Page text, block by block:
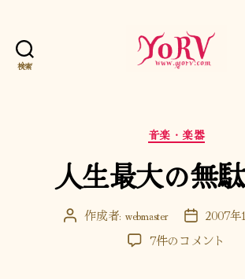
検索
カ
テ
ゴ
リ
音楽・楽器
人生最大の無
投 作成者: webmaster
投
稿
日
2007年
人
7件のコメント